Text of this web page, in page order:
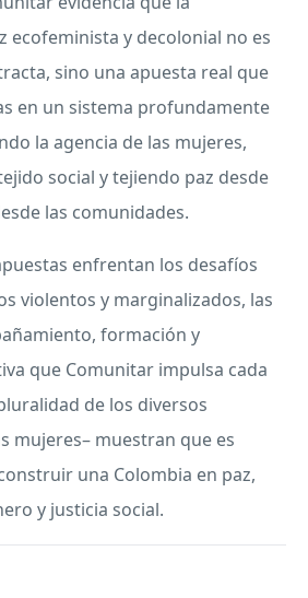
ecofeminista y decolonial no es
sino una apuesta real que
en un sistema profundamente
la agencia de las mujeres,
social y tejiendo paz desde
las comunidades.
enfrentan los desafíos
violentos y marginalizados, las
formación y
que Comunitar impulsa cada
de los diversos
mujeres– muestran que es
una Colombia en paz,
y justicia social.